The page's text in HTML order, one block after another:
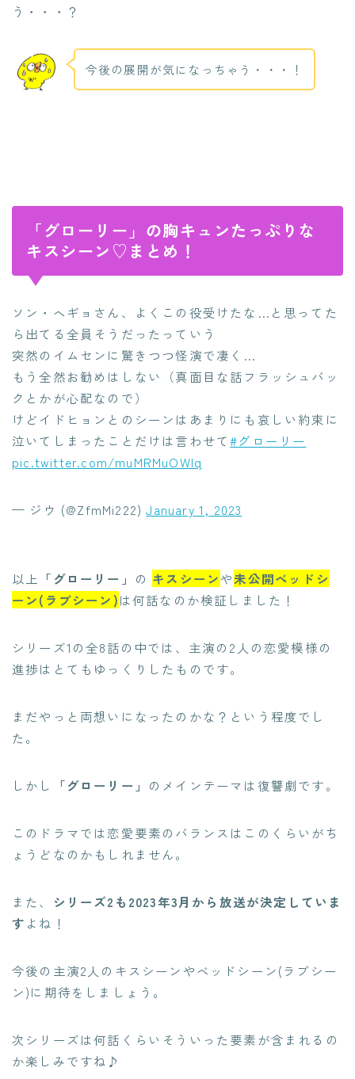
う・・・？
今後の展開が気になっちゃう・・・！
「グローリー」の胸キュンたっぷりな
キスシーン♡まとめ！
ソン・ヘギョさん、よくこの役受けたな…と思ってた
ら出てる全員そうだったっていう
突然のイムセンに驚きつつ怪演で凄く…
もう全然お勧めはしない（真面目な話フラッシュバッ
クとかが心配なので）
けどイドヒョンとのシーンはあまりにも哀しい約束に
泣いてしまったことだけは言わせて#グローリー
pic.twitter.com/muMRMuOWlq
— ジウ (@ZfmMi222)January 1, 2023
以上 「グローリー」 の キスシーンや未公開ベッドシ
ーン(ラブシーン)は何話なのか検証しました！
シリーズ1の全8話の中では、主演の2人の恋愛模様の
進捗はとてもゆっくりしたものです。
まだやっと両想いになったのかな？という程度でし
た。
しかし 「グローリー」 のメインテーマは復讐劇です。
このドラマでは恋愛要素のバランスはこのくらいがち
ょうどなのかもしれません。
また、
シリーズ2も2023年3月から放送が決定していま
す よね！
今後の主演2人のキスシーンやベッドシーン(ラブシー
ン)に期待をしましょう。
次シリーズは何話くらいそういった要素が含まれるの
か楽しみですね♪